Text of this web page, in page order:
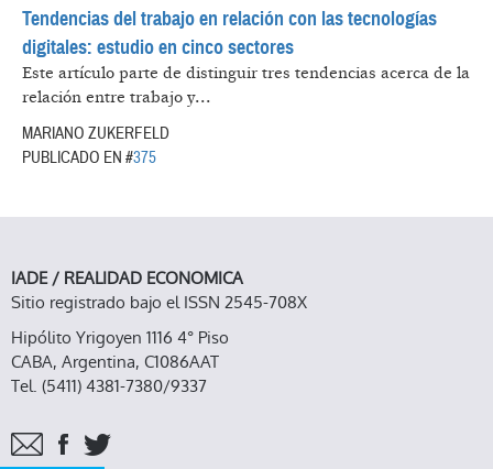
Tendencias del trabajo en relación con las tecnologías
digitales: estudio en cinco sectores
Este artículo parte de distinguir tres tendencias acerca de la
relación entre trabajo y...
MARIANO ZUKERFELD
PUBLICADO EN #375
IADE / REALIDAD ECONOMICA
Sitio registrado bajo el ISSN 2545-708X
Hipólito Yrigoyen 1116 4° Piso
CABA, Argentina, C1086AAT
Tel. (5411) 4381-7380/9337